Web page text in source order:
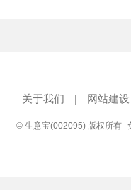
关于我们 | 网站建设
© 生意宝(002095) 版权所有